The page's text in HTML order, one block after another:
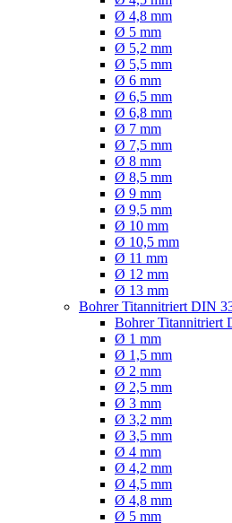
Ø 4,8 mm
Ø 5 mm
Ø 5,2 mm
Ø 5,5 mm
Ø 6 mm
Ø 6,5 mm
Ø 6,8 mm
Ø 7 mm
Ø 7,5 mm
Ø 8 mm
Ø 8,5 mm
Ø 9 mm
Ø 9,5 mm
Ø 10 mm
Ø 10,5 mm
Ø 11 mm
Ø 12 mm
Ø 13 mm
Bohrer Titannitriert DIN
Bohrer Titannitriert
Ø 1 mm
Ø 1,5 mm
Ø 2 mm
Ø 2,5 mm
Ø 3 mm
Ø 3,2 mm
Ø 3,5 mm
Ø 4 mm
Ø 4,2 mm
Ø 4,5 mm
Ø 4,8 mm
Ø 5 mm